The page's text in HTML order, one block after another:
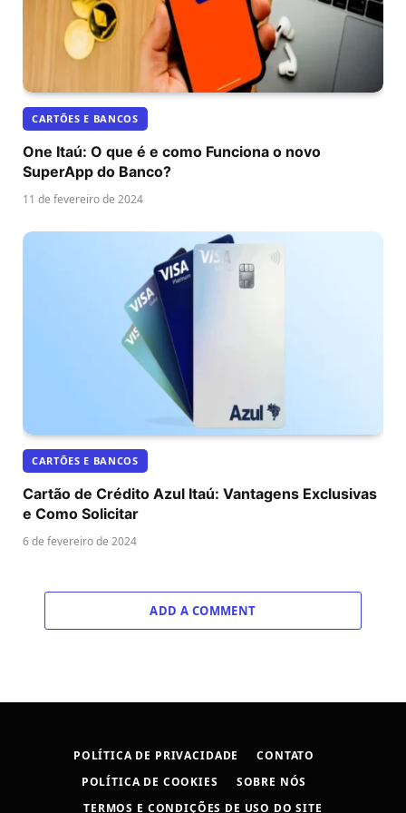
CARTÕES E BANCOS
One Itaú: O que é e como Funciona o novo
SuperApp do Banco?
11 de fevereiro de 2024
CARTÕES E BANCOS
Cartão de Crédito Azul Itaú: Vantagens Exclusivas
e Como Solicitar
6 de fevereiro de 2024
ADD A COMMENT
POLÍTICA DE PRIVACIDADE
CONTATO
POLÍTICA DE COOKIES
SOBRE NÓS
TERMOS E CONDIÇÕES DE USO DO SITE